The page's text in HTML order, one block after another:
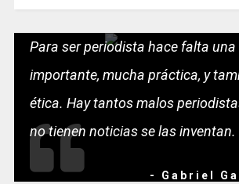
Para ser periodista hace falta
importante, mucha práctica, y
ética. Hay tantos malos
no tienen noticias se las inventan.
- Gabriel